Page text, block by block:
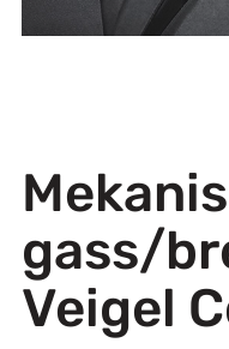
gass/
Veigel